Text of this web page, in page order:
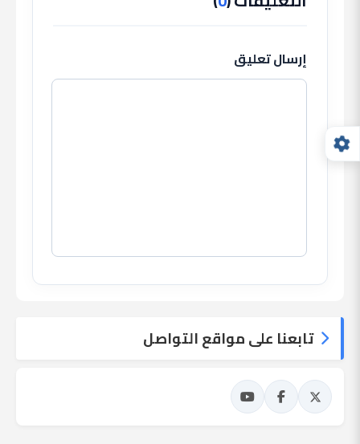
إرسال تعليق
تابعنا على مواقع التواصل